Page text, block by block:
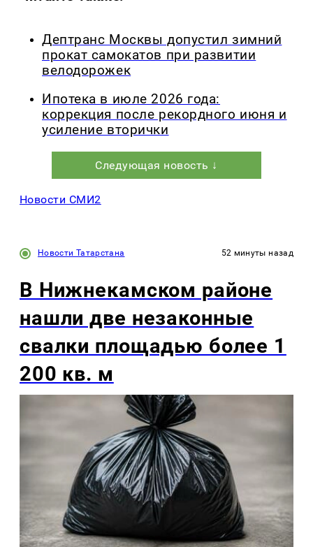
Дептранс Москвы допустил зимний
прокат самокатов при развитии
велодорожек
Ипотека в июле 2026 года:
коррекция после рекордного июня и
усиление вторички
Следующая новость ↓
Новости СМИ2
Новости Татарстана 52 минуты назад
В Нижнекамском районе
нашли две незаконные
свалки площадью более 1
200 кв. м